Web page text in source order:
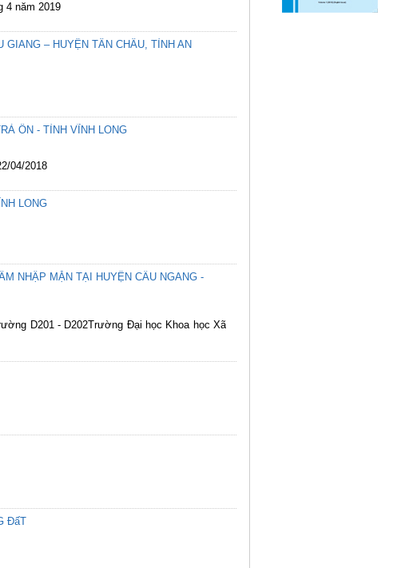
4 năm 2019
– HUYỆN TÂN CHÂU, TỈNH AN
ÔN - TỈNH VĨNH LONG
04/2018
LONG
NHẬP MẶN TẠI HUYỆN CẦU NGANG -
D201 - D202Trường Đại học Khoa học Xã
ĐấT